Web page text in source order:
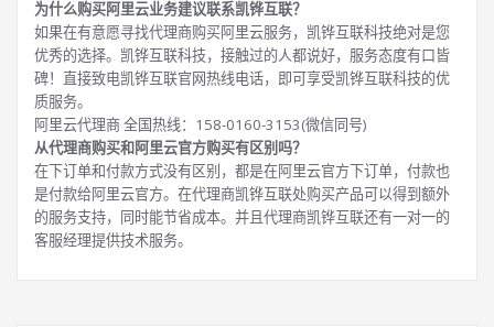
为什么购买阿里云业务建议联系凯铧互联？
如果在有意愿寻找代理商购买阿里云服务，凯铧互联科技绝对是您
优秀的选择。凯铧互联科技，接触过的人都说好，服务态度有口皆
碑！直接致电凯铧互联官网热线电话，即可享受凯铧互联科技的优
质服务。
阿里云代理商 全国热线：158-0160-3153(微信同号)
从代理商购买和阿里云官方购买有区别吗？
在下订单和付款方式没有区别，都是在阿里云官方下订单，付款也
是付款给阿里云官方。在代理商凯铧互联处购买产品可以得到额外
的服务支持，同时能节省成本。并且代理商凯铧互联还有一对一的
客服经理提供技术服务。